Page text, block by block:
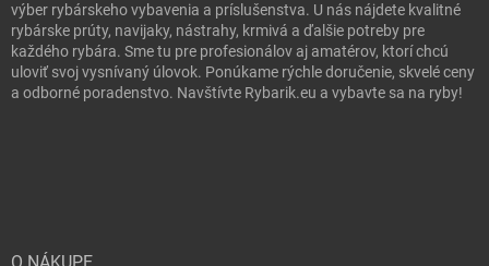
výber rybárskeho vybavenia a príslušenstva. U nás nájdete kvalitné
rybárske prúty, navijaky, nástrahy, krmivá a ďalšie potreby pre
každého rybára. Sme tu pre profesionálov aj amatérov, ktorí chcú
uloviť svoj vysnívaný úlovok. Ponúkame rýchle doručenie, skvelé ceny
a odborné poradenstvo. Navštívte Rybarik.eu a vybavte sa na ryby!